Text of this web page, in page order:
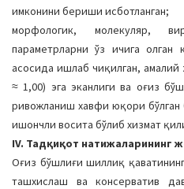
имконини бериши исботланган;
морфологик, молекуляр,
параметрларни ўз ичига
асосида ишлаб чиқилган, амалий
≈ 1,00) эга эканлиги ва оғиз
ривожланиш хавфи юқори
ишончли восита бўлиб хизмат
IV. Тадқиқот натижаларининг
Оғиз бўшлиғи шиллиқ
ташхислаш ва консерватив